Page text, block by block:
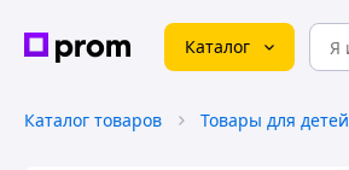
Каталог
Каталог товаров Товары для детей